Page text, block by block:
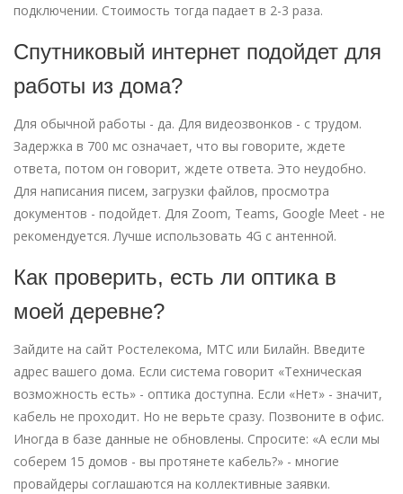
подключении. Стоимость тогда падает в 2-3 раза.
Спутниковый интернет подойдет для
работы из дома?
Для обычной работы - да. Для видеозвонков - с трудом.
Задержка в 700 мс означает, что вы говорите, ждете
ответа, потом он говорит, ждете ответа. Это неудобно.
Для написания писем, загрузки файлов, просмотра
документов - подойдет. Для Zoom, Teams, Google Meet - не
рекомендуется. Лучше использовать 4G с антенной.
Как проверить, есть ли оптика в
моей деревне?
Зайдите на сайт Ростелекома, МТС или Билайн. Введите
адрес вашего дома. Если система говорит «Техническая
возможность есть» - оптика доступна. Если «Нет» - значит,
кабель не проходит. Но не верьте сразу. Позвоните в офис.
Иногда в базе данные не обновлены. Спросите: «А если мы
соберем 15 домов - вы протянете кабель?» - многие
провайдеры соглашаются на коллективные заявки.